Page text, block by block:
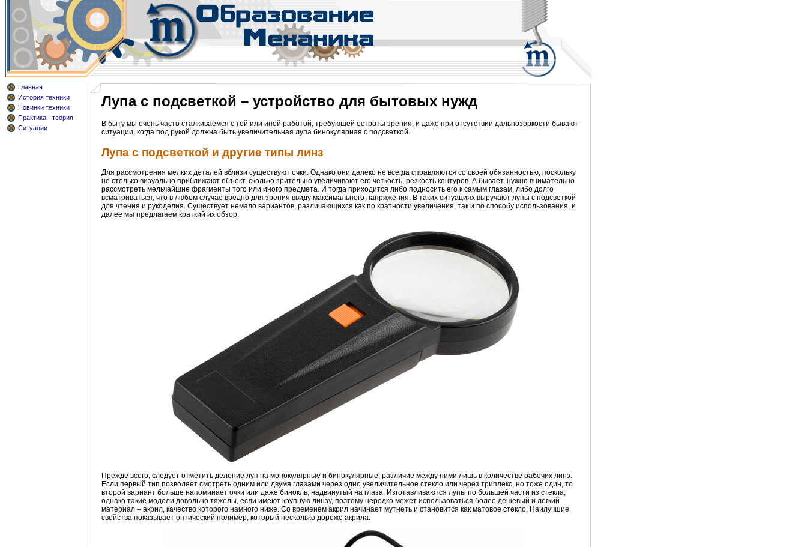
Главная
История техники
Новинки техники
Практика - теория
Ситуации
Лупа с подсветкой – устройство для бытовых нужд
В быту мы очень часто сталкиваемся с той или иной работой, требующей остроты зрения, и даже при отсутствии дальнозоркости бывают
ситуации, когда под рукой должна быть увеличительная лупа бинокулярная с подсветкой.
Лупа с подсветкой и другие типы линз
Для рассмотрения мелких деталей вблизи существуют очки. Однако они далеко не всегда справляются со своей обязанностью, поскольку
не столько визуально приближают объект, сколько зрительно увеличивают его четкость, резкость контуров. А бывает, нужно внимательно
рассмотреть мельчайшие фрагменты того или иного предмета. И тогда приходится либо подносить его к самым глазам, либо долго
всматриваться, что в любом случае вредно для зрения ввиду максимального напряжения. В таких ситуациях выручают лупы с подсветкой
для чтения и рукоделия. Существует немало вариантов, различающихся как по кратности увеличения, так и по способу использования, и
далее мы предлагаем краткий их обзор.
Прежде всего, следует отметить деление луп на монокулярные и бинокулярные, различие между ними лишь в количестве рабочих линз.
Если первый тип позволяет смотреть одним или двумя глазами через одно увеличительное стекло или через триплекс, но тоже один, то
второй вариант больше напоминает очки или даже бинокль, надвинутый на глаза. Изготавливаются лупы по большей части из стекла,
однако такие модели довольно тяжелы, если имеют крупную линзу, поэтому нередко может использоваться более дешевый и легкий
материал – акрил, качество которого намного ниже. Со временем акрил начинает мутнеть и становится как матовое стекло. Наилучшие
свойства показывает оптический полимер, который несколько дороже акрила.